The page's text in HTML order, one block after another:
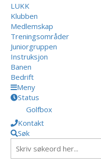
LUKK
Klubben
Medlemskap
Treningsområder
Juniorgruppen
Instruksjon
Banen
Bedrift
Meny
Status
Golfbox
Kontakt
Søk